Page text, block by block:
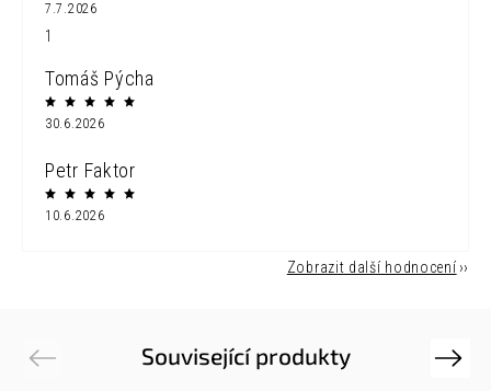
7.7.2026
1
Tomáš Pýcha
30.6.2026
Petr Faktor
10.6.2026
Zobrazit další hodnocení
Související produkty
Previous Next